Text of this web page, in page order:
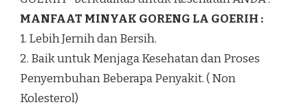
MANFAAT MINYAK GORENG LA GOERIH :
1. Lebih Jernih dan Bersih.
2. Baik untuk Menjaga Kesehatan dan Proses
Penyembuhan Beberapa Penyakit. ( Non
Kolesterol)